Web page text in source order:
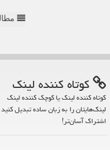
كوتاه كننده لینك
کوتاه کننده لینک یا کوچک کننده لینک
لینک‌هایتان را به زبان ساده تبدیل
اشتراک آسان‌تر!